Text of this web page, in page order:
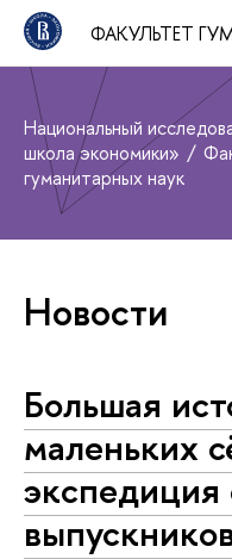
ФАКУЛЬТЕТ
Национальный
школа экономики»
гуманитарных наук
Новости
Большая
маленьких
экспедиция